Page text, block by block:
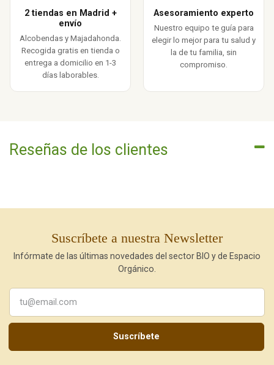
2 tiendas en Madrid +
envío
Alcobendas y Majadahonda.
Recogida gratis en tienda o
entrega a domicilio en 1-3
días laborables.
Asesoramiento experto
Nuestro equipo te guía para
elegir lo mejor para tu salud y
la de tu familia, sin
compromiso.
Reseñas de los clientes
Suscríbete a nuestra Newsletter
Infórmate de las últimas novedades del sector BIO y de Espacio
Orgánico.
Suscríbete